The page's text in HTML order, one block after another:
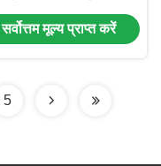
ग्रेड व्यावहारिक
सर्वोत्तम मूल्य प्राप्त करें
5